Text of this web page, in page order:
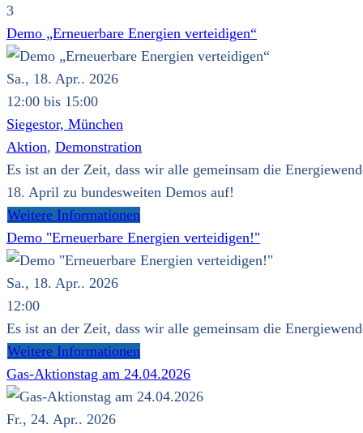
3
Demo „Erneuerbare Energien verteidigen“
Sa., 18. Apr.. 2026
12:00 bis 15:00
Siegestor, München
Aktion, Demonstration
Es ist an der Zeit, dass wir alle gemeinsam die
18. April zu bundesweiten Demos auf!
Weitere Informationen
Demo "Erneuerbare Energien verteidigen!"
Sa., 18. Apr.. 2026
12:00
Es ist an der Zeit, dass wir alle gemeinsam die
Weitere Informationen
Gas-Aktionstag am 24.04.2026
Fr., 24. Apr.. 2026